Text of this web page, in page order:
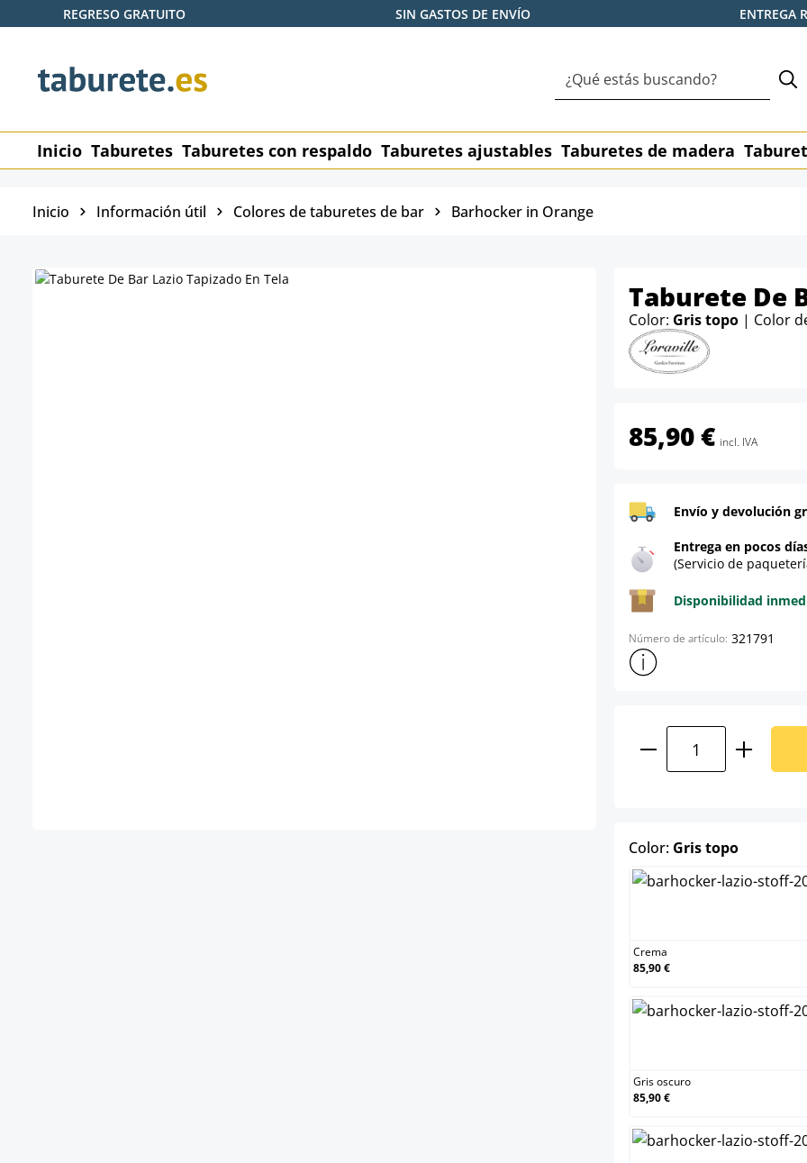
al contenido principal
Saltar a la búsqueda
Saltar a la navegación principal
REGRESO GRATUITO SIN GASTOS DE ENVÍO ENTREGA
Inicio Taburetes Taburetes con respaldo Taburetes ajustables Taburetes de madera
Inicio Información útil Colores de taburetes de bar Barhocker in Orange
Taburete De
Color: Gris topo | Color
85,90 € incl. IVA
Envío y devolución
Entrega en pocos
(Servicio de
Disponibilidad
Número de artículo: 321791
Mostrar más información
Cantidad del
Color: Gris toposelect
Crema
85,90 €
Gris oscuro
85,90 €